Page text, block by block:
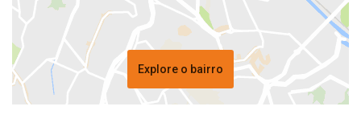
Explore o bairro